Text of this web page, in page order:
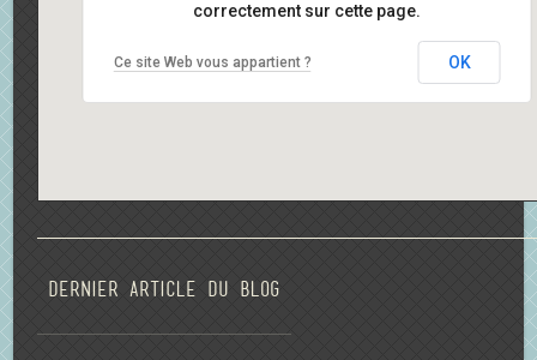
correctement sur cette page.
Ce site Web vous appartient ? OK
Dernier article du blog